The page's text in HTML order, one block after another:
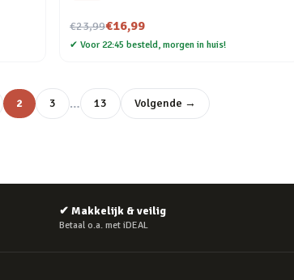
€23,99
Nu voor€16,99
✔ Voor 22:45 besteld, morgen in huis!
2 3 … 13 Volgende →
✔ Makkelijk & veilig
Betaal o.a. met iDEAL